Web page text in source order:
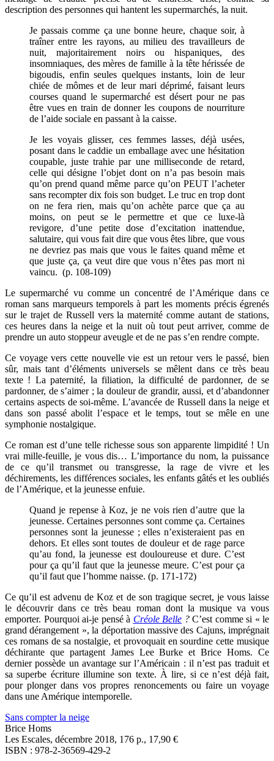
description des personnes qui hantent les supermarchés, la nuit.
Je passais comme ça une bonne heure, chaque soir, à
traîner entre les rayons, au milieu des travailleurs de
nuit, majoritairement noirs ou hispaniques, des
insomniaques, des mères de famille à la tête hérissée de
bigoudis, enfin seules quelques instants, loin de leur
chiée de mômes et de leur mari déprimé, faisant leurs
courses quand le supermarché est désert pour ne pas
être vues en train de donner les coupons de nourriture
de l’aide sociale en passant à la caisse.
Je les voyais glisser, ces femmes lasses, déjà usées,
posant dans le caddie un emballage avec une hésitation
coupable, juste trahie par une milliseconde de retard,
celle qui désigne l’objet dont on n’a pas besoin mais
qu’on prend quand même parce qu’on PEUT l’acheter
sans recompter dix fois son budget. Le truc en trop dont
on ne fera rien, mais qu’on achète parce que ça au
moins, on peut se le permettre et que ce luxe-là
revigore, d’une petite dose d’excitation inattendue,
salutaire, qui vous fait dire que vous êtes libre, que vous
ne devriez pas mais que vous le faites quand même et
que juste ça, ça veut dire que vous n’êtes pas mort ni
vaincu. (p. 108-109)
Le supermarché vu comme un concentré de l’Amérique dans ce
roman sans marqueurs temporels à part les moments précis égrenés
sur le trajet de Russell vers la maternité comme autant de stations,
ces heures dans la neige et la nuit où tout peut arriver, comme de
prendre un auto stoppeur aveugle et de ne pas s’en rendre compte.
Ce voyage vers cette nouvelle vie est un retour vers le passé, bien
sûr, mais tant d’éléments universels se mêlent dans ce très beau
texte ! La paternité, la filiation, la difficulté de pardonner, de se
pardonner, de s’aimer ; la douleur de grandir, aussi, et d’abandonner
certains aspects de soi-même. L’avancée de Russell dans la neige et
dans son passé abolit l’espace et le temps, tout se mêle en une
symphonie nostalgique.
Ce roman est d’une telle richesse sous son apparente limpidité ! Un
vrai mille-feuille, je vous dis… L’importance du nom, la puissance
de ce qu’il transmet ou transgresse, la rage de vivre et les
déchirements, les différences sociales, les enfants gâtés et les oubliés
de l’Amérique, et la jeunesse enfuie.
Quand je repense à Koz, je ne vois rien d’autre que la
jeunesse. Certaines personnes sont comme ça. Certaines
personnes sont la jeunesse ; elles n’existeraient pas en
dehors. Et elles sont toutes de douleur et de rage parce
qu’au fond, la jeunesse est douloureuse et dure. C’est
pour ça qu’il faut que la jeunesse meure. C’est pour ça
qu’il faut que l’homme naisse. (p. 171-172)
Ce qu’il est advenu de Koz et de son tragique secret, je vous laisse
le découvrir dans ce très beau roman dont la musique va vous
emporter. Pourquoi ai-je pensé à Créole Belle ? C’est comme si « le
grand dérangement », la déportation massive des Cajuns, imprégnait
ces romans de sa nostalgie, et provoquait en sourdine cette musique
déchirante que partagent James Lee Burke et Brice Homs. Ce
dernier possède un avantage sur l’Américain : il n’est pas traduit et
sa superbe écriture illumine son texte. À lire, si ce n’est déjà fait,
pour plonger dans vos propres renoncements ou faire un voyage
dans une Amérique intemporelle.
Sans compter la neige
Brice Homs
Les Escales, décembre 2018, 176 p., 17,90 €
ISBN : 978-2-36569-429-2